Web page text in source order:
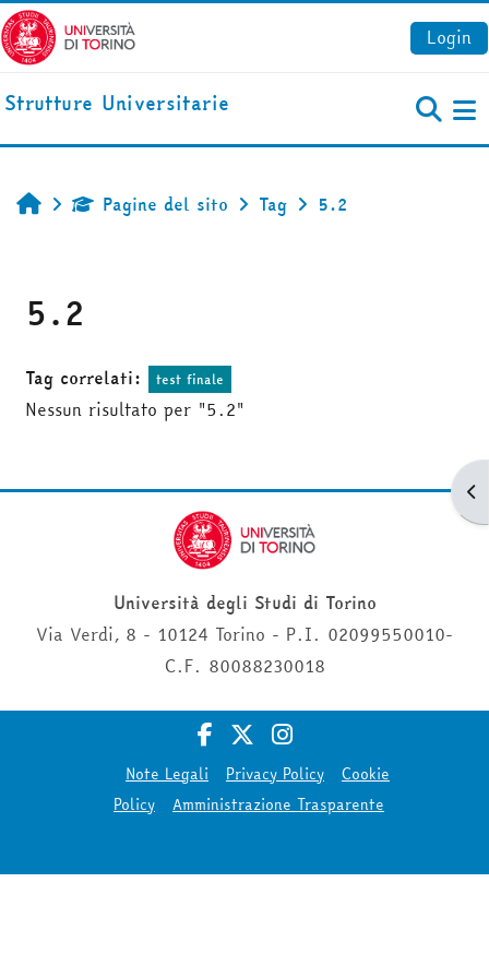
Vai al contenuto principale
Login
Strutture Universitarie
HomePagine del sito Tag 5.2
5.2
Tag correlati: test finale
Nessun risultato per "5.2"
Università degli Studi di Torino
Via Verdi, 8 - 10124 Torino - P.I. 02099550010-
C.F. 80088230018
Note Legali Privacy Policy
Cookie
Policy
Amministrazione Trasparente